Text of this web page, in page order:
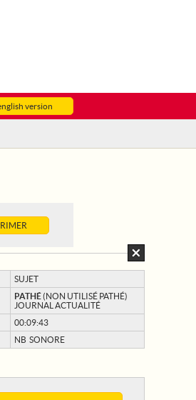
version
SUJET
PATHÉ(NON UTILISÉ PATHÉ)
JOURNAL ACTUALITÉ
00:09:43
NB SONORE